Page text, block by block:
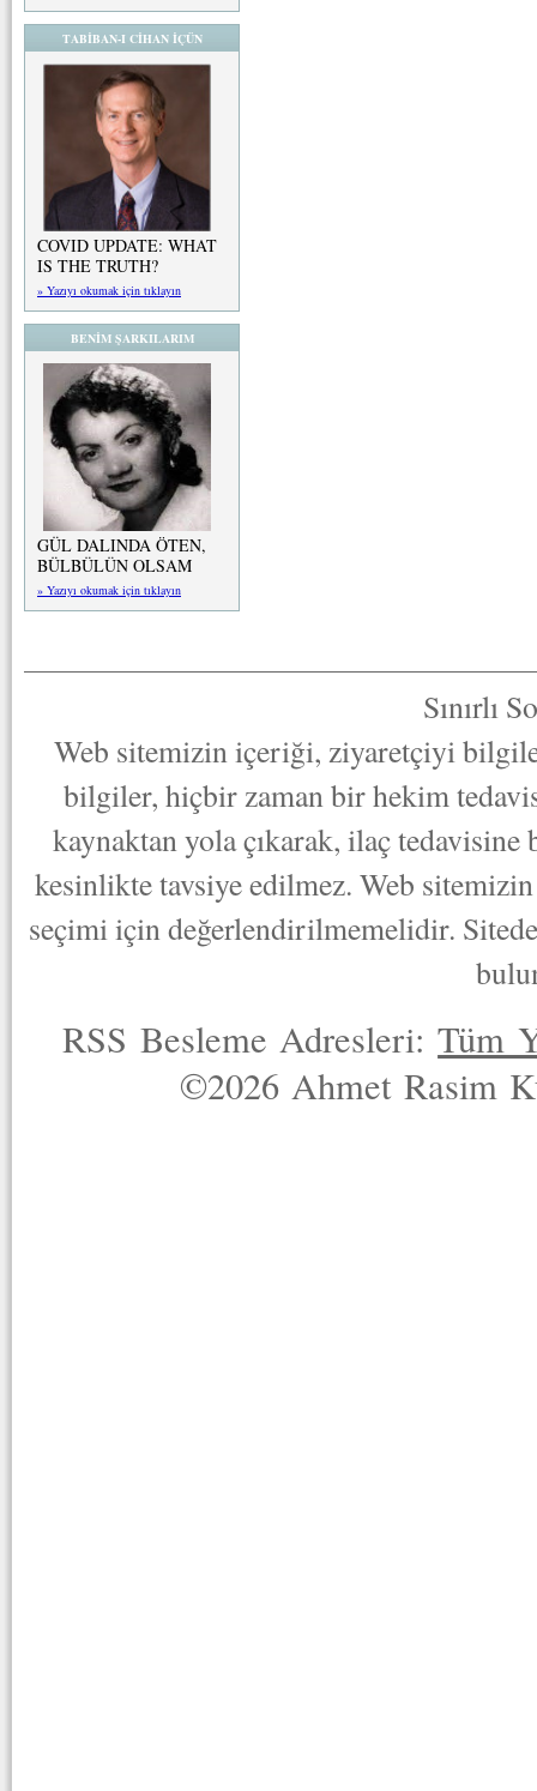
TABİBAN-I CİHAN İÇÜN
COVID UPDATE: WHAT
IS THE TRUTH?
» Yazıyı okumak için tıklayın
BENİM ŞARKILARIM
GÜL DALINDA ÖTEN,
BÜLBÜLÜN OLSAM
» Yazıyı okumak için tıklayın
Sınırlı
Web sitemizin içeriği, ziyaretçiyi
bilgiler, hiçbir zaman bir hekim
kaynaktan yola çıkarak, ilaç
kesinlikte tavsiye edilmez. Web
seçimi için değerlendirilmemelidir.
RSS Besleme Adresleri:Tüm
©2026 Ahmet Rasim